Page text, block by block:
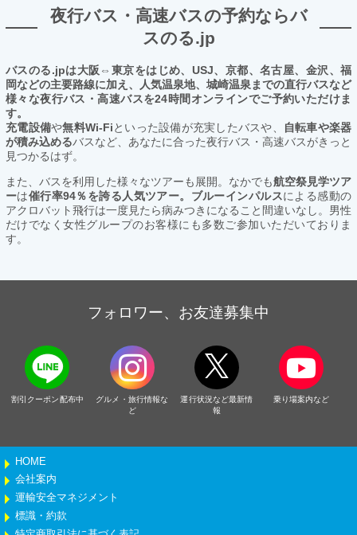
夜行バス・高速バスの予約ならバ
スのる.jp
バスのる.jpは大阪⇔東京をはじめ、USJ、京都、名古屋、金沢、福
岡などの主要路線に加え、人気温泉地、城崎温泉までの直行バスなど
様々な夜行バス・高速バスを24時間オンラインでご予約いただけま
す。
充電設備や無料Wi-Fiといった設備が充実したバスや、
自転車や楽器
が積み込めるバスなど、あなたに合った夜行バス・高速バスがきっと
見つかるはず。
また、バスを利用した様々なツアーも展開。なかでも航空祭見学ツア
ーは催行率94％を誇る人気ツアー。ブルーインパルスによる感動の
アクロバット飛行は一度見たら病みつきになること間違いなし。男性
だけでなく女性グループのお客様にも多数ご参加いただいておりま
す。
フォロワー、お友達募集中
割引クーポン配布中
グルメ・旅行情報な
ど
運行状況など最新情
報
乗り場案内など
HOME
会社案内
運輸安全マネジメント
標識・約款